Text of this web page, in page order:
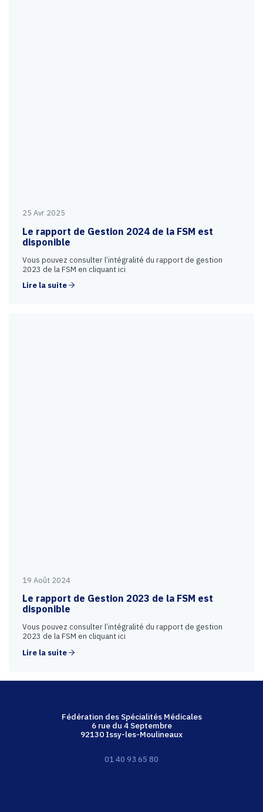
25 Avr 2025
Le rapport de Gestion 2024 de la FSM est
disponible
Vous pouvez consulter l’intégralité du rapport de gestion
2023 de la FSM en cliquant ici
Lire la suite
19 Août 2024
Le rapport de Gestion 2023 de la FSM est
disponible
Vous pouvez consulter l’intégralité du rapport de gestion
2023 de la FSM en cliquant ici
Lire la suite
Fédération des Spécialités Médicales
6 rue du 4 Septembre
92130 Issy-les-Moulineaux
01 40 93 65 80